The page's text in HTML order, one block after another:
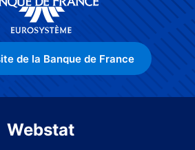
de la Banque de France
Webstat